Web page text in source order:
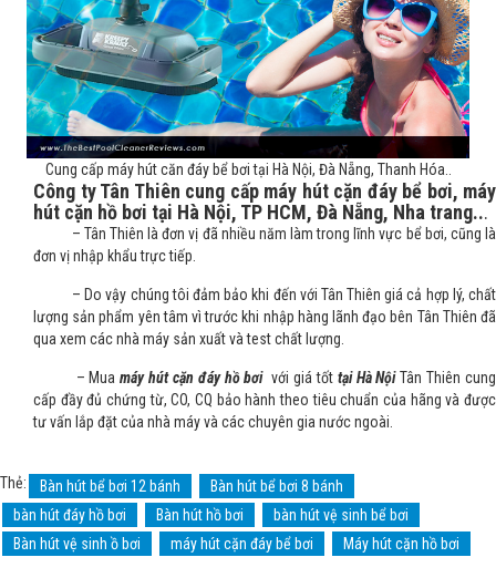
Cung cấp máy hút căn đáy bể bơi tại Hà Nội, Đà Nẵng, Thanh Hóa..
Công ty Tân Thiên cung cấp máy hút cặn đáy bể bơi, máy
hút cặn hồ bơi tại Hà Nội, TP HCM, Đà Nẵng, Nha trang...
– Tân Thiên là đơn vị đã nhiều năm làm trong lĩnh vực bể bơi, cũng là
đơn vị nhập khẩu trực tiếp.
– Do vậy chúng tôi đảm bảo khi đến với Tân Thiên giá cả hợp lý, chất
lượng sản phẩm yên tâm vì trước khi nhập hàng lãnh đạo bên Tân Thiên đã
qua xem các nhà máy sản xuất và test chất lượng.
– Muamáy hút cặn đáy hồ bơivới giá tốttại Hà NộiTân Thiên cung
cấp đầy đủ chứng từ, CO, CQ bảo hành theo tiêu chuẩn của hãng và được
tư vấn lắp đặt của nhà máy và các chuyên gia nước ngoài.
Thẻ: Bàn hút bể bơi 12 bánh
Bàn hút bể bơi 8 bánh
bàn hút đáy hồ bơi
Bàn hút hồ bơi
bàn hút vệ sinh bể bơi
Bàn hút vệ sinh ồ bơi
máy hút cặn đáy bể bơi Máy hút cặn hồ bơi